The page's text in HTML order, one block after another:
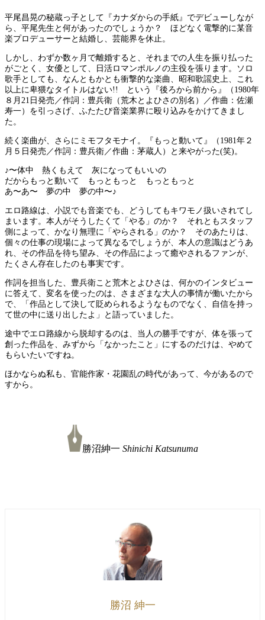
平尾昌晃の秘蔵っ子として『カナダからの手紙』でデビューしなが
ら、平尾先生と何があったのでしょうか？ ほどなく電撃的に某音
楽プロデューサーと結婚し、芸能界を休止。
しかし、わずか数ヶ月で離婚すると、それまでの人生を振り払った
がごとく、女優として、日活ロマンポルノの主役を張ります。ソロ
歌手としても、なんともかとも衝撃的な楽曲、昭和歌謡史上、これ
以上に卑猥なタイトルはない!! という『後ろから前から』（1980年
８月21日発売／作詞：豊兵衛（荒木とよひさの別名）／作曲：佐瀬
寿一）を引っさげ、ふたたび音楽業界に殴り込みをかけてきまし
た。
続く楽曲が、さらにミモフタモナイ。『もっと動いて』（1981年２
月５日発売／作詞：豊兵衛／作曲：茅蔵人）と来やがった(笑)。
♪〜体中 熱くもえて 灰になってもいいの
だからもっと動いて もっともっと もっともっと
あ〜あ〜 夢の中 夢の中〜♪
エロ路線は、小説でも音楽でも、どうしてもキワモノ扱いされてし
まいます。本人がそうしたくて「やる」のか？ それともスタッフ
側によって、かなり無理に「やらされる」のか？ そのあたりは、
個々の仕事の現場によって異なるでしょうが、本人の意識はどうあ
れ、その作品を待ち望み、その作品によって癒やされるファンが、
たくさん存在したのも事実です。
作詞を担当した、豊兵衛こと荒木とよひさは、何かのインタビュー
に答えて、変名を使ったのは、さまざまな大人の事情が働いたから
で、「作品として決して貶められるようなものでなく、自信を持っ
て世の中に送り出したよ」と語っていました。
途中でエロ路線から脱却するのは、当人の勝手ですが、体を張って
創った作品を、みずから「なかったこと」にするのだけは、やめて
もらいたいですね。
ほかならぬ私も、官能作家・花園乱の時代があって、今があるので
すから。
勝沼紳一 Shinichi Katsunuma
勝沼 紳一